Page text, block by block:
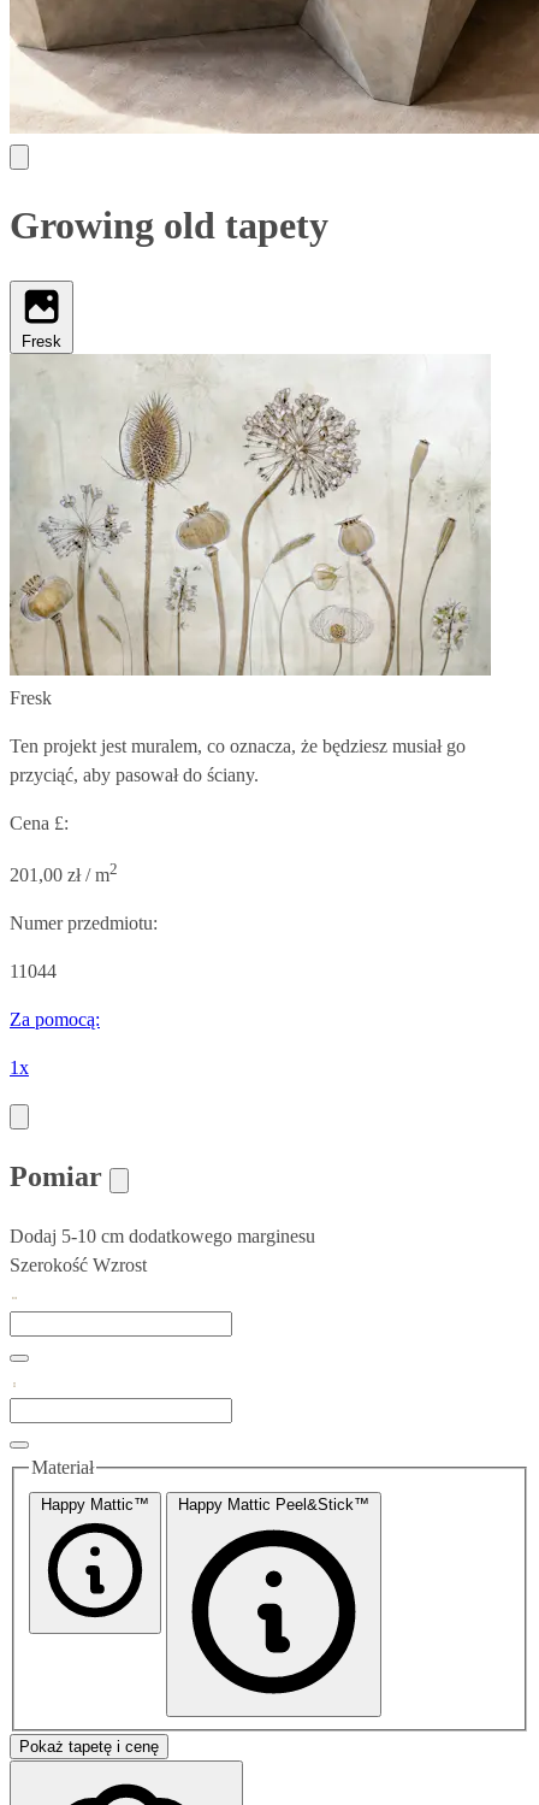
Growing old tapety
Fresk
Fresk
Ten projekt jest muralem, co oznacza, że będziesz musiał go
przyciąć, aby pasował do ściany.
Cena £:
201,00 zł / m2
Numer przedmiotu:
11044
Za pomocą:
1x
Pomiar
Dodaj 5-10 cm dodatkowego marginesu
Szerokość Wzrost
Materiał
Happy Mattic™ Happy Mattic Peel&Stick™
Pokaż tapetę i cenę